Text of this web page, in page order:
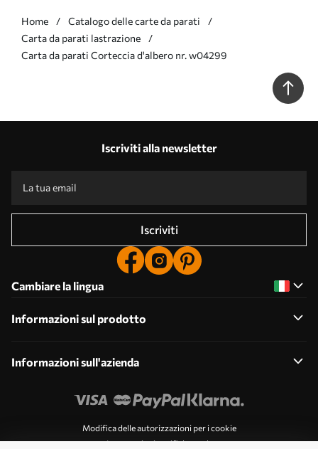
Home
Catalogo delle carte da parati
Carta da parati lastrazione
Carta da parati Corteccia d'albero nr. w04299
Iscriviti alla newsletter
Iscriviti
Cambiare la lingua
Informazioni sul prodotto
Informazioni sull'azienda
Modifica delle autorizzazioni per i cookie
Impostazioni notifiche push